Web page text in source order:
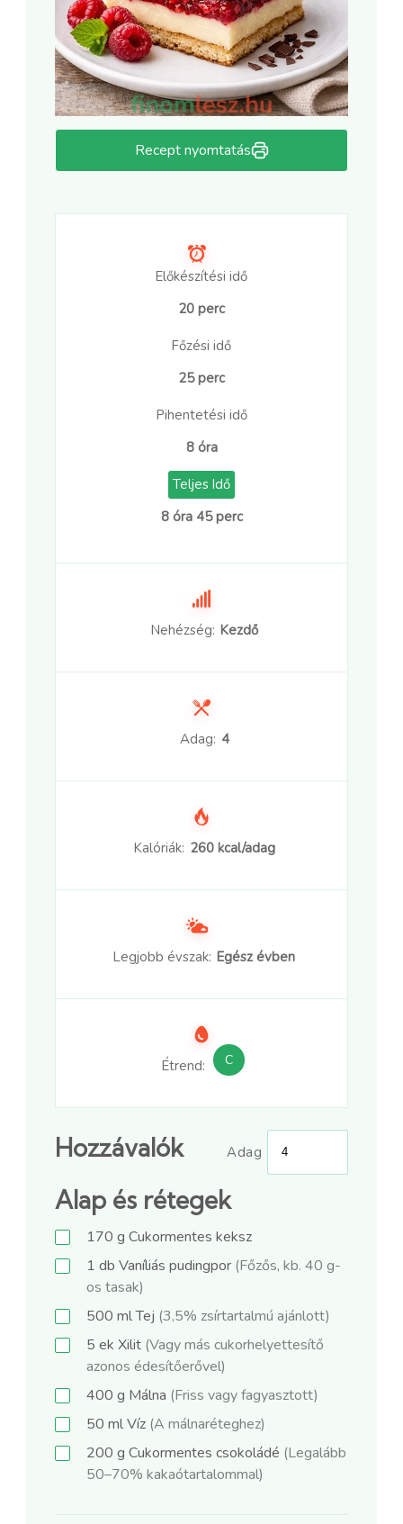
Recept nyomtatás
Előkészítési idő
20 perc
Főzési idő
25 perc
Pihentetési idő
8 óra
Teljes Idő
8 óra 45 perc
Nehézség: Kezdő
Adag: 4
Kalóriák: 260 kcal/adag
Legjobb évszak: Egész évben
Étrend: C
Hozzávalók Adag
Alap és rétegek
170 g Cukormentes keksz
1 db Vaníliás pudingpor (Főzős, kb. 40 g-
os tasak)
500 mlTej (3,5% zsírtartalmú ajánlott)
5 ek Xilit (Vagy más cukorhelyettesítő
azonos édesítőerővel)
400 g Málna (Friss vagy fagyasztott)
50 mlVíz (A málnaréteghez)
200 g Cukormentes csokoládé (Legalább
50–70% kakaótartalommal)